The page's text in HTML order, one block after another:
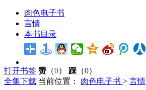
肉色电子书
言情
本书目录
打开书签 赞（0） 踩 （0）
全集下载 当前位置： 肉色电子书 > 言情